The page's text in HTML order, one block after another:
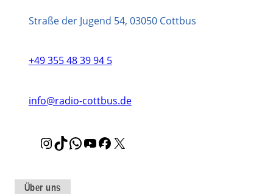
Straße der Jugend 54, 03050 Cottbus
+49 355 48 39 94 5
info@radio-cottbus.de
I
t
T
W Y
F
Über uns